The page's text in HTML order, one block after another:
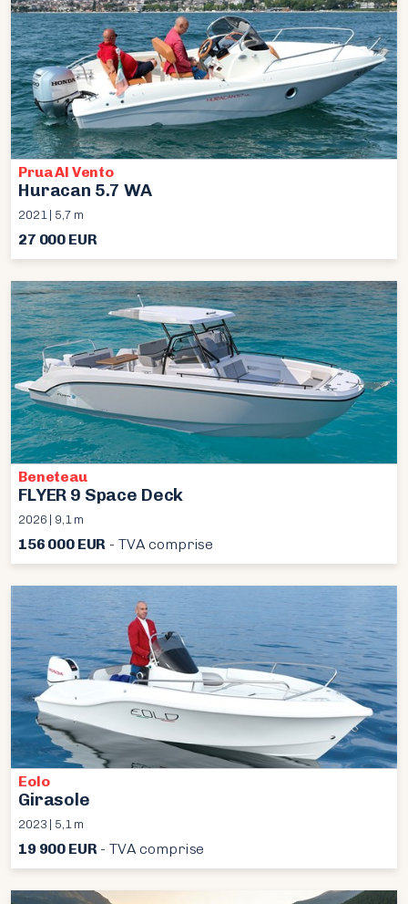
Prua Al Vento
Huracan 5.7 WA
2021 | 5,7 m
27 000 EUR
Beneteau
FLYER 9 Space Deck
2026 | 9,1 m
156 000 EUR - TVA comprise
Eolo
Girasole
2023 | 5,1 m
19 900 EUR- TVA comprise